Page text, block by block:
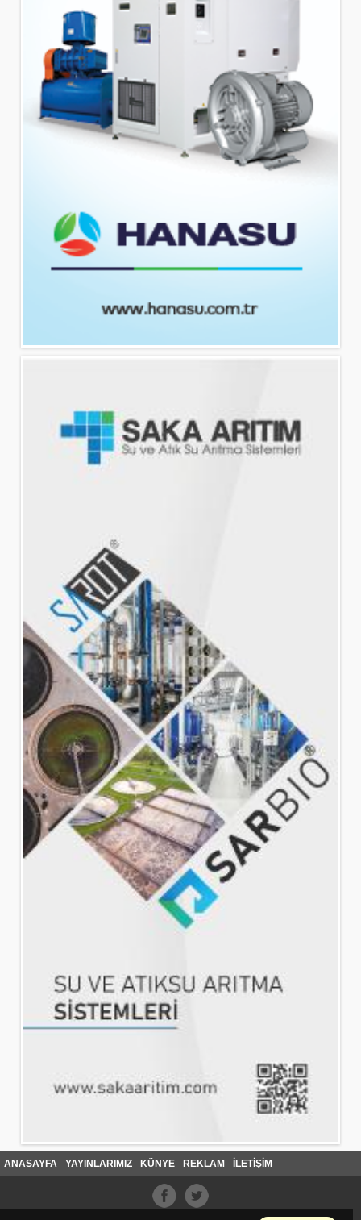
ANASAYFA YAYINLARIMIZ KÜNYE REKLAM İLETİŞİM